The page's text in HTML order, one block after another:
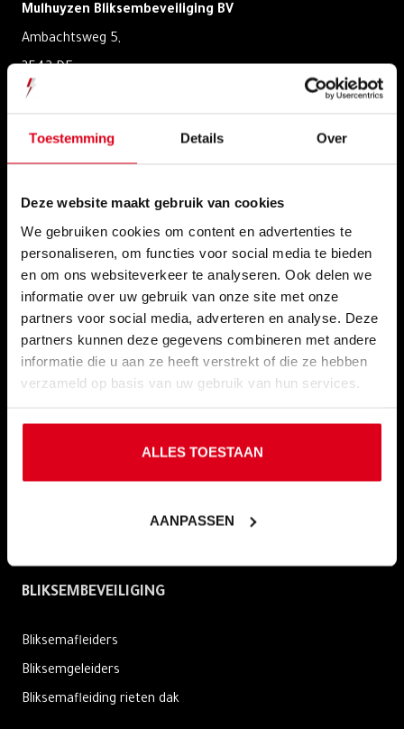
Toestemming Details Over
Deze website maakt gebruik van cookies
We gebruiken cookies om content en advertenties te
personaliseren, om functies voor social media te bieden
en om ons websiteverkeer te analyseren. Ook delen we
informatie over uw gebruik van onze site met onze
partners voor social media, adverteren en analyse. Deze
partners kunnen deze gegevens combineren met andere
informatie die u aan ze heeft verstrekt of die ze hebben
verzameld op basis van uw gebruik van hun services.
ALLES TOESTAAN
AANPASSEN
Mulhuyzen Bliksembeveiliging BV
Ambachtsweg 5,
3542 DE
Utrecht
CERTIFICEREN
KLANTEN VERTELLEN
BLIKSEMBEVEILIGING
Bliksemafleiders
Bliksemgeleiders
Bliksemafleiding rieten dak